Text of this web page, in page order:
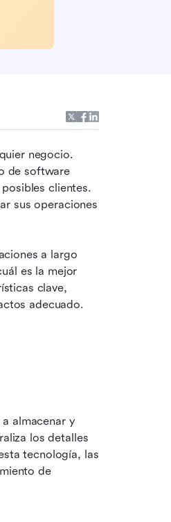
negocio.
de software
clientes.
sus operaciones
a largo
es la mejor
clave,
adecuado.
almacenar y
los detalles
tecnología, las
de